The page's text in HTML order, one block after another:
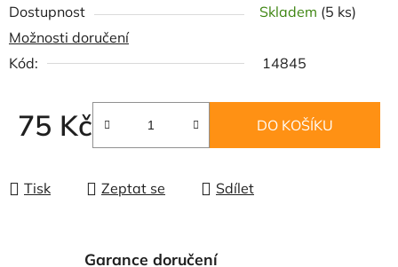
Dostupnost Skladem (5 ks)
Možnosti doručení
Kód:
14845
75 Kč
Měrná cena:
DO KOŠÍKU
Tisk Zeptat se Sdílet
Garance doručení